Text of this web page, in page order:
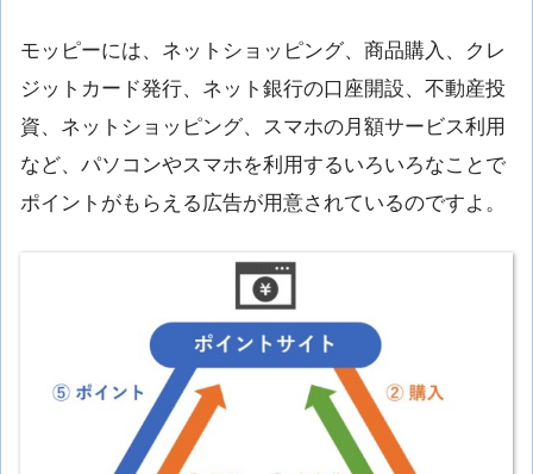
モッピーには、ネットショッピング、商品購入、クレ
ジットカード発行、ネット銀行の口座開設、不動産投
資、ネットショッピング、スマホの月額サービス利用
など、パソコンやスマホを利用するいろいろなことで
ポイントがもらえる広告が用意されているのですよ。